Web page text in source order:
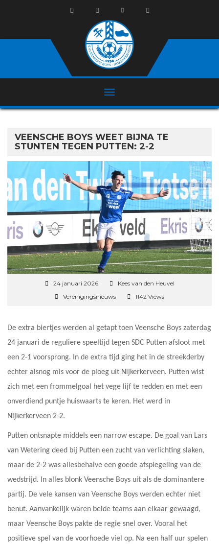
VEENSCHE BOYS WEET BIJNA TE
STUNTEN TEGEN PUTTEN: 2-2
24 januari 2026
Kees van den Heuvel
Verenigingsnieuws
1142 Views
De extra biertjes werden al getapt toen Veensche Boys zaterdag
24 januari de reguliere speeltijd tegen SDC Putten afsloot met
een 2-1 voorsprong. In de extra tijd ging het in de streekderby
echter alsnog mis voor de ploeg uit Nijkerkerveen. Putten wist
zich met een frommelgoal het vege lijf te redden en met een
onverdiend puntje huiswaarts te keren. Het werd in
Nijkerkerveen 2-2.
Putten ontsnapte middels een narrow escape. De goal van Lars
van Wetering deed bij Putten een zucht van verlichting slaken,
maar de 2-2 was allesbehalve een goede afspiegeling van de
wedstrijd. In alles blonk Veensche Boys uit als de dominantere
partij. De vele kansen van Veensche Boys werden echter niet
benut. Aanvankelijk waren beide teams aan elkaar gewaagd,
maar Veensche Boys pakte de regie snel over. Vooral het
positieve spel van de voorhoede viel op. Na een half uur spelen